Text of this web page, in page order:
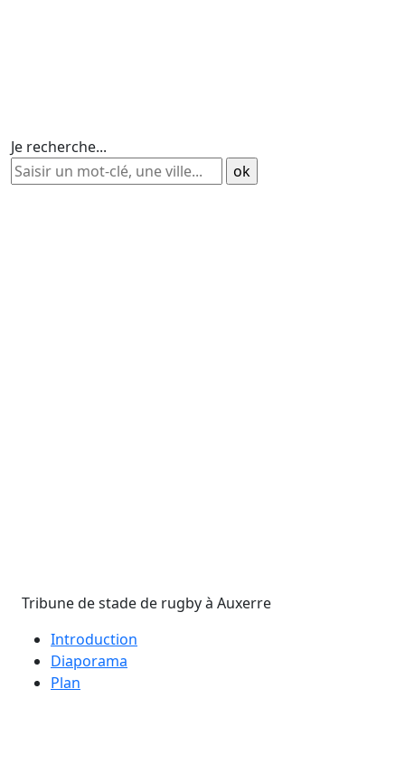
Je recherche...
Tribune de stade de rugby à Auxerre
Introduction
Diaporama
Plan